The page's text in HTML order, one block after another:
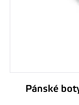
Pánské